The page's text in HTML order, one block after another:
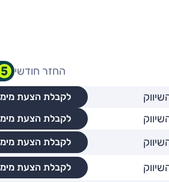
החזר חודשי
לקבלת הצעת
לקבלת הצעת
לקבלת הצעת
לקבלת הצעת